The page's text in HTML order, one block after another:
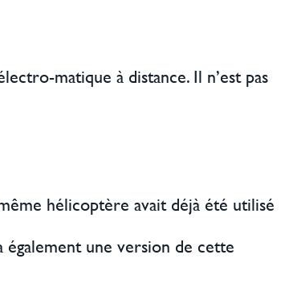
matique à distance. Il n’est pas
hélicoptère avait déjà été utilisé
une version de cette